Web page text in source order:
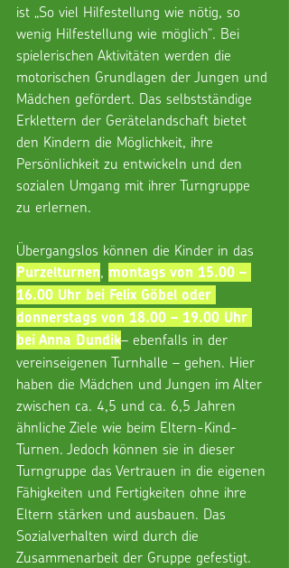
ist „So viel Hilfestellung wie nötig, so
wenig Hilfestellung wie möglich“. Bei
spielerischen Aktivitäten werden die
motorischen Grundlagen der Jungen und
Mädchen gefördert. Das selbstständige
Erklettern der Gerätelandschaft bietet
den Kindern die Möglichkeit, ihre
Persönlichkeit zu entwickeln und den
sozialen Umgang mit ihrer Turngruppe
zu erlernen.
Übergangslos können die Kinder in das
Purzelturnen, montags von 15.00 –
16.00 Uhr bei Felix Göbel oder
donnerstags von 18.00 – 19.00 Uhr
bei Anna Dundik– ebenfalls in der
vereinseigenen Turnhalle – gehen. Hier
haben die Mädchen und Jungen im Alter
zwischen ca. 4,5 und ca. 6,5 Jahren
ähnliche Ziele wie beim Eltern-Kind-
Turnen. Jedoch können sie in dieser
Turngruppe das Vertrauen in die eigenen
Fähigkeiten und Fertigkeiten ohne ihre
Eltern stärken und ausbauen. Das
Sozialverhalten wird durch die
Zusammenarbeit der Gruppe gefestigt.